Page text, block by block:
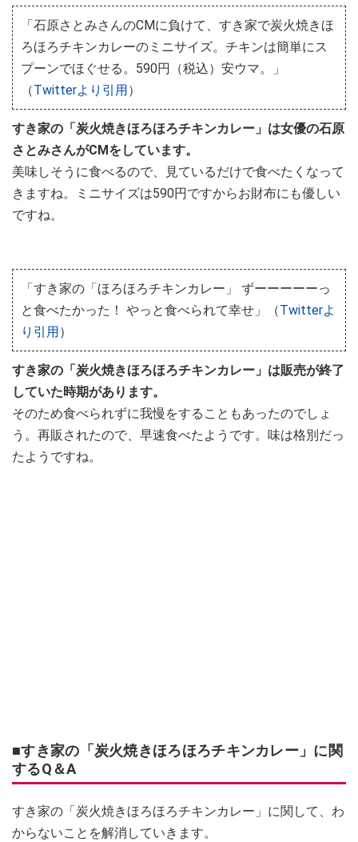
「石原さとみさんのCMに負けて、すき家で炭火焼きほ
ろほろチキンカレーのミニサイズ。チキンは簡単にス
プーンでほぐせる。590円（税込）安ウマ。」
（Twitterより引用 ）
すき家の「炭火焼きほろほろチキンカレー」は女優の石原
さとみさんがCMをしています。
美味しそうに食べるので、見ているだけで食べたくなって
きますね。ミニサイズは590円ですからお財布にも優しい
ですね。
「すき家の「ほろほろチキンカレー」 ずーーーーーっ
と食べたかった！ やっと食べられて幸せ」（Twitterよ
り引用 ）
すき家の「炭火焼きほろほろチキンカレー」は販売が終了
していた時期があります。
そのため食べられずに我慢をすることもあったのでしょ
う。再販されたので、早速食べたようです。味は格別だっ
たようですね。
■すき家の「炭火焼きほろほろチキンカレー」に関
するQ＆A
すき家の「炭火焼きほろほろチキンカレー」に関して、わ
からないことを解消していきます。